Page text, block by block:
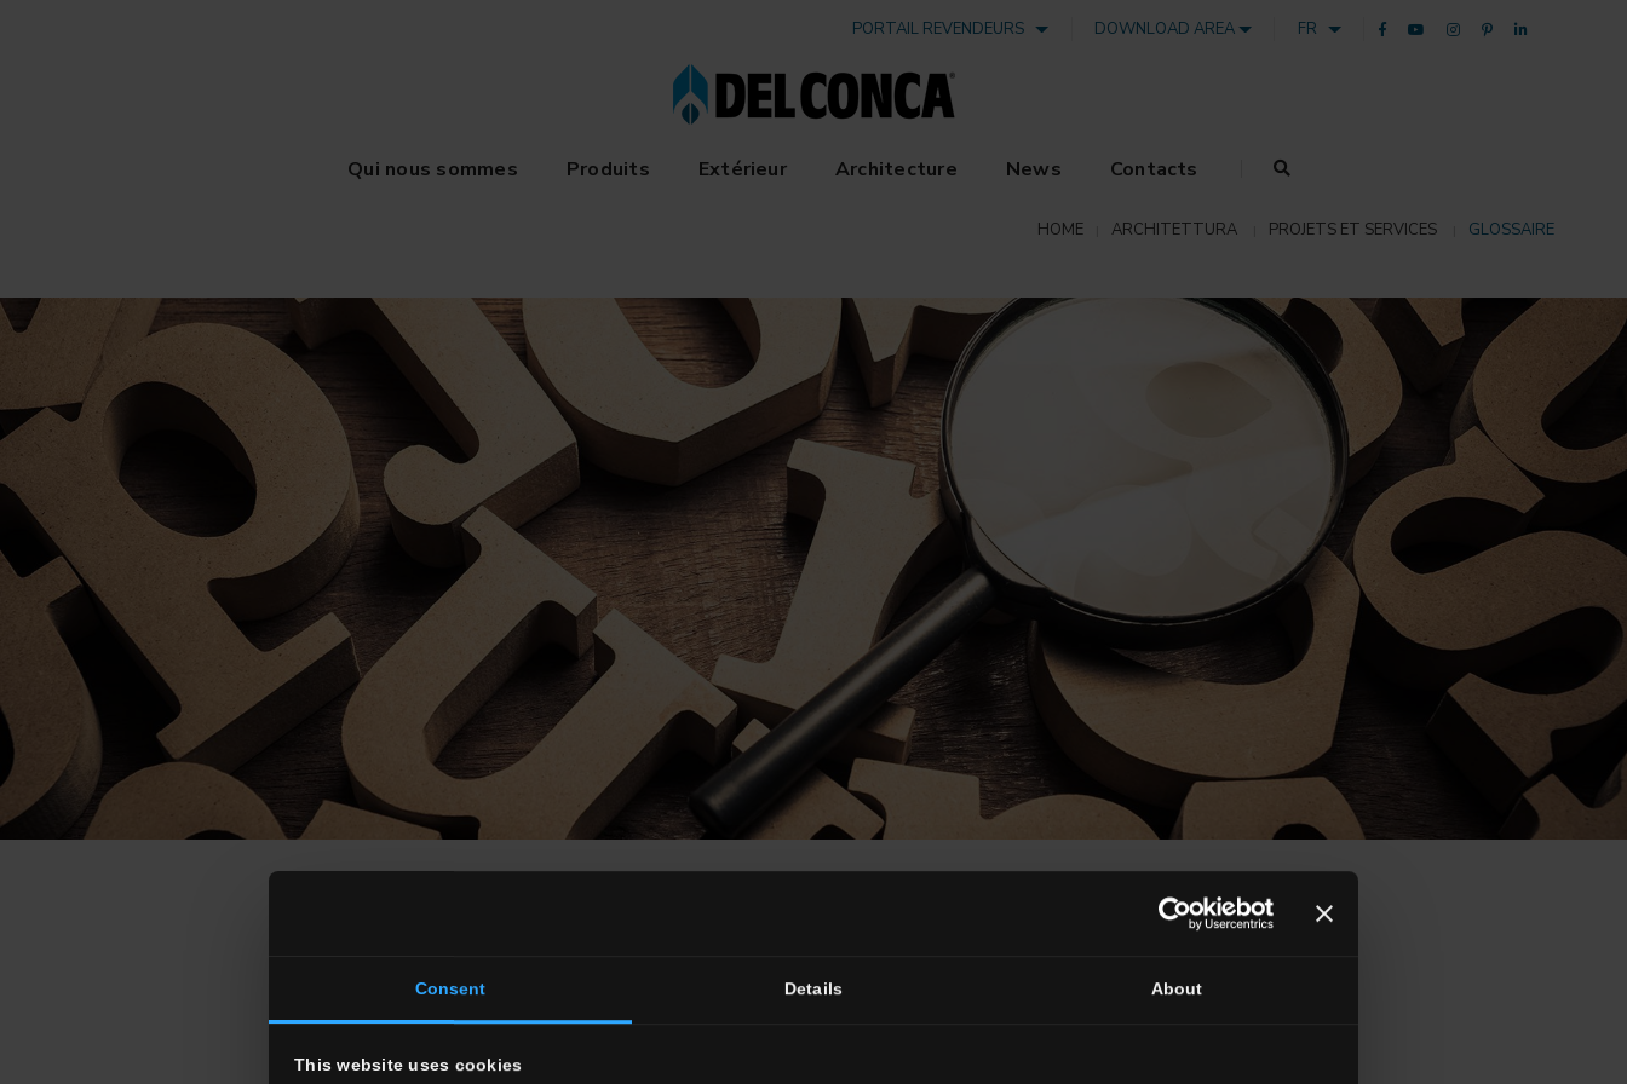
Consent Details About
This website uses cookies
PORTAIL REVENDEURS DOWNLOAD AREA FR
Qui nous sommes Produits Extérieur Architecture News Contacts
HOME ARCHITETTURA PROJETS ET SERVICES GLOSSAIRE
& A B C